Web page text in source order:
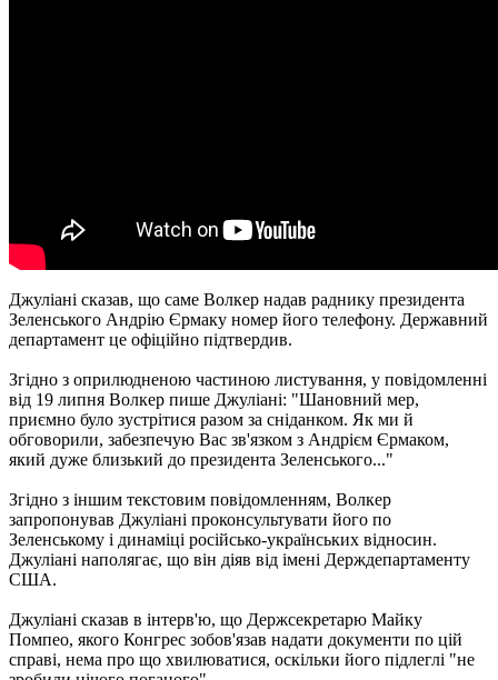
Джуліані сказав, що саме Волкер надав раднику президента
Зеленського Андрію Єрмаку номер його телефону. Державний
департамент це офіційно підтвердив.
Згідно з оприлюдненою частиною листування, у повідомленні
від 19 липня Волкер пише Джуліані: "Шановний мер,
приємно було зустрітися разом за сніданком. Як ми й
обговорили, забезпечую Вас зв'язком з Андрієм Єрмаком,
який дуже близький до президента Зеленського..."
Згідно з іншим текстовим повідомленням, Волкер
запропонував Джуліані проконсультувати його по
Зеленському і динаміці російсько-українських відносин.
Джуліані наполягає, що він діяв від імені Держдепартаменту
США.
Джуліані сказав в інтерв'ю, що Держсекретарю Майку
Помпео, якого Конгрес зобов'язав надати документи по цій
справі, нема про що хвилюватися, оскільки його підлеглі "не